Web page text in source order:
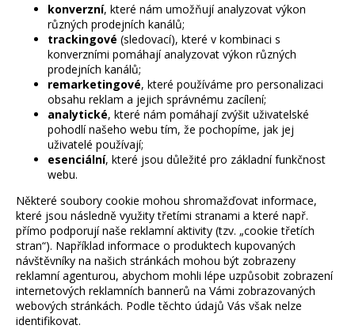
konverzní, které nám umožňují analyzovat výkon
různých prodejních kanálů;
trackingové (sledovací), které v kombinaci s
konverzními pomáhají analyzovat výkon různých
prodejních kanálů;
remarketingové, které používáme pro personalizaci
obsahu reklam a jejich správnému zacílení;
analytické, které nám pomáhají zvýšit uživatelské
pohodlí našeho webu tím, že pochopíme, jak jej
uživatelé používají;
esenciální, které jsou důležité pro základní funkčnost
webu.
Některé soubory cookie mohou shromažďovat informace,
které jsou následně využity třetími stranami a které např.
přímo podporují naše reklamní aktivity (tzv. „cookie třetích
stran“). Například informace o produktech kupovaných
návštěvníky na našich stránkách mohou být zobrazeny
reklamní agenturou, abychom mohli lépe uzpůsobit zobrazení
internetových reklamních bannerů na Vámi zobrazovaných
webových stránkách. Podle těchto údajů Vás však nelze
identifikovat.
WOODBOARDS
YOGO
AKTIVUJE
HLUBOKÉ
SVALY,
KTERÉ
BĚŽNÉM
CVIČENÍ
ČASTO
NEPRACUJÍ
1
990
Kč